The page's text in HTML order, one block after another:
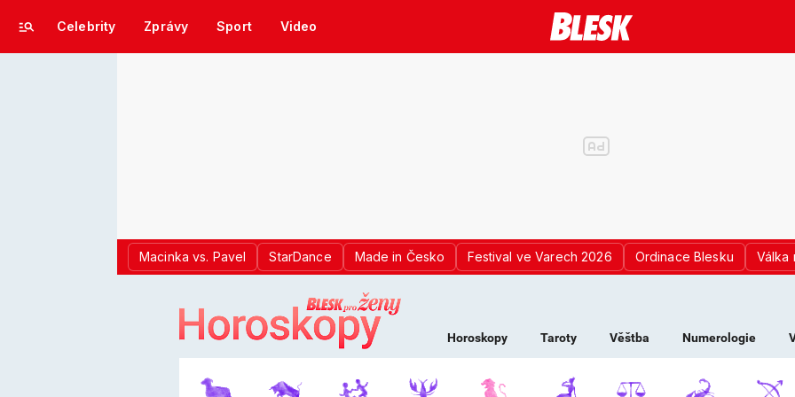
Celebrity Zprávy Sport Video
Macinka vs. Pavel StarDance Made in Česko Festival ve Varech 2026 Ordinace Blesku Válka
LOGO BLESK PRO ŽENY -
Horoskopy Taroty Věštba Numerologie